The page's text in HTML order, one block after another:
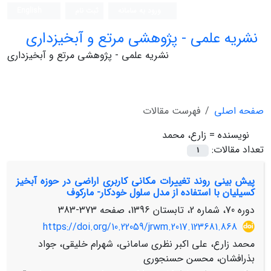
نشریه علمی - پژوهشی مرتع و آبخیزداری
نشریه علمی - پژوهشی مرتع و آبخیزداری
صفحه اصلی
فهرست مقالات
نویسنده = زارع، محمد
تعداد مقالات:
1
پیش بینی روند تغییرات مکانی کاربری اراضی در حوزه آبخیز
کسیلیان با استفاده از مدل سلول خودکار- مارکوف
دوره 70، شماره 2، تابستان 1396، صفحه
373-383
https://doi.org/10.22059/jrwm.2017.123681.868
محمد زارع، علی اکبر نظری سامانی، شهرام خلیقی، جواد
بذرافشان، محسن حسنجوری